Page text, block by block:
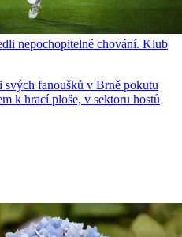
nepochopitelné chování. Klub
svých fanoušků v Brně pokutu
k hrací ploše, v sektoru hostů